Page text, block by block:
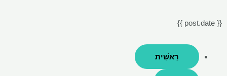
{{ post.date }}
רֵאשִׁית